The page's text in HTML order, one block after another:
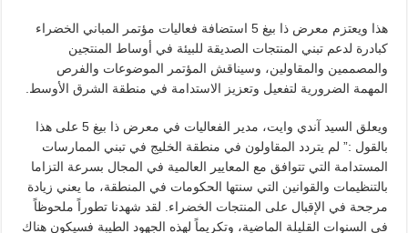
هذا ويعتزم معرض ذا بيغ 5 استضافة فعاليات مؤتمر المباني الخضراء
كبادرة لدعم تبني المنتجات الصديقة للبيئة في أوساط المنتجين
والمصممين والمقاولين، وسيناقش المؤتمر الموضوعات والفرص
المهمة الضرورية لتفعيل وتعزيز الاستدامة في منطقة الشرق الأوسط.
ويعلق السيد آندي وايت، مدير الفعاليات في معرض ذا بيغ 5 على هذا
بالقول :” لم يتردد المقاولون في منطقة الخليج في تبني الممارسات
المستدامة التي تتوافق مع المعايير العالمية في المجال بسرعة التزاما
بالتنظيمات والقوانين التي سنتها الحكومات في المنطقة، ما يعني زيادة
مرجحة في الإقبال على المنتجات الخضراء. لقد شهدنا تطوراً ملحوظاً
في السنوات القليلة الماضية، وتكريماً لهذه الجهود الطيبة فسيكون هناك